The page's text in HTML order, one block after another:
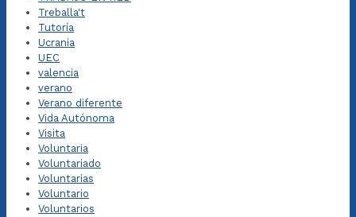
Treballa't
Tutoría
Ucrania
UEC
valencia
verano
Verano diferente
Vida Autónoma
Visita
Voluntaria
Voluntariado
Voluntarias
Voluntario
Voluntarios